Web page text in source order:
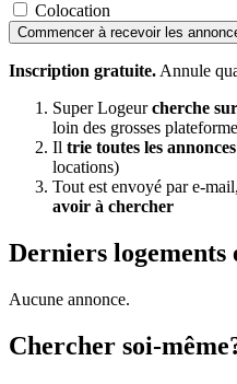
Colocation
Commencer à recevoir les
Inscription gratuite. Annule
Super Logeurcherche
loin des grosses
Il trie toutes les annonces
locations)
Tout est envoyé par e-
avoir à chercher
Derniers logements
Aucune annonce.
Chercher soi-